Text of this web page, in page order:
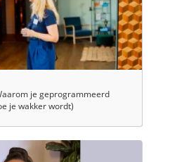
je geprogrammeerd
je wakker wordt)